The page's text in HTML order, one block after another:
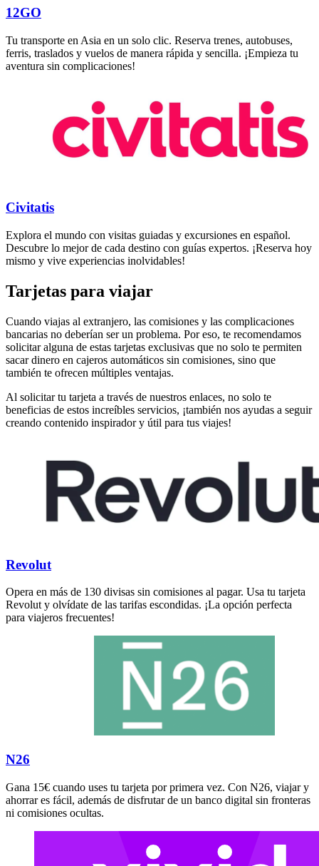
12GO
Tu transporte en Asia en un solo clic. Reserva trenes, autobuses,
ferris, traslados y vuelos de manera rápida y sencilla. ¡Empieza tu
aventura sin complicaciones!
Civitatis
Explora el mundo con visitas guiadas y excursiones en español.
Descubre lo mejor de cada destino con guías expertos. ¡Reserva hoy
mismo y vive experiencias inolvidables!
Tarjetas para viajar
Cuando viajas al extranjero, las comisiones y las complicaciones
bancarias no deberían ser un problema. Por eso, te recomendamos
solicitar alguna de estas tarjetas exclusivas que no solo te permiten
sacar dinero en cajeros automáticos sin comisiones, sino que
también te ofrecen múltiples ventajas.
Al solicitar tu tarjeta a través de nuestros enlaces, no solo te
beneficias de estos increíbles servicios, ¡también nos ayudas a seguir
creando contenido inspirador y útil para tus viajes!
Revolut
Opera en más de 130 divisas sin comisiones al pagar. Usa tu tarjeta
Revolut y olvídate de las tarifas escondidas. ¡La opción perfecta
para viajeros frecuentes!
N26
Gana 15€ cuando uses tu tarjeta por primera vez. Con N26, viajar y
ahorrar es fácil, además de disfrutar de un banco digital sin fronteras
ni comisiones ocultas.